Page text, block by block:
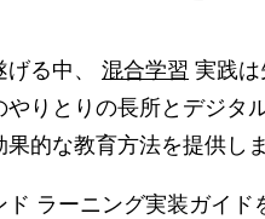
る中、 混合学習 実践は
りとりの長所とデジタ
的な教育方法を提供し
ラーニング実装ガイ